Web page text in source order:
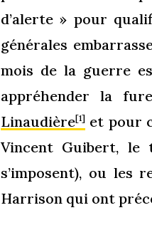
d’alerte » pour
générales
mois de la guerre
appréhender la
Linaudière[1] et pour
Vincent Guibert, le
s’imposent), ou les
Harrison qui ont